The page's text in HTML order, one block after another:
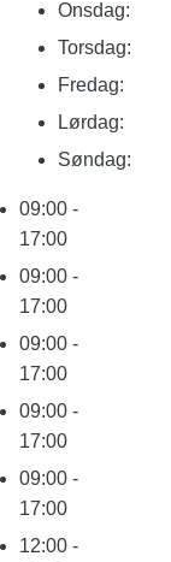
Onsdag:
Torsdag:
Fredag:
Lørdag:
Søndag:
09:00 -
17:00
09:00 -
17:00
09:00 -
17:00
09:00 -
17:00
09:00 -
17:00
12:00 -